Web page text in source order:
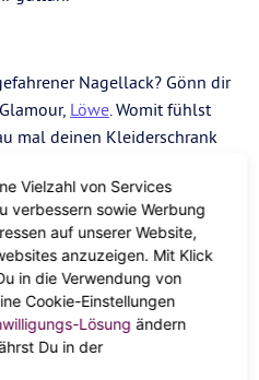
Nagellack? Gönn dir
Löwe. Womit fühlst
mal deinen Kleiderschrank
die grandiosen Projekte fast
mal um dich und gute
weiterbringen. Du wolltest
ausprobieren, mehr Sport
Vielzahl von Services
verbessern sowie Werbung
auf unserer Website,
anzuzeigen. Mit Klick
in die Verwendung von
Cookie-Einstellungen
Lösung ändern
Du in der